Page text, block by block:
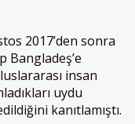
2017’den sonra
Bangladeş’e
insan
uydu
kanıtlamıştı.